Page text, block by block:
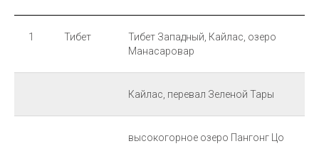
1 Тибет
Тибет Западный, Кайлас, озеро
Манасаровар
Кайлас, перевал Зеленой Тары
высокогорное озеро Пангонг Цо